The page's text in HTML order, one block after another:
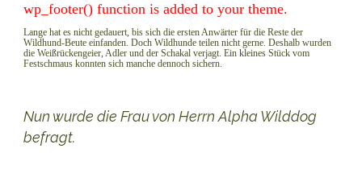
wp_footer() function is added to your theme.
Lange hat es nicht gedauert, bis sich die ersten Anwärter für die Reste der
Wildhund-Beute einfanden. Doch Wildhunde teilen nicht gerne. Deshalb wurden
die Weißrückengeier, Adler und der Schakal verjagt. Ein kleines Stück vom
Festschmaus konnten sich manche dennoch sichern.
Nun wurde die Frau von Herrn Alpha Wilddog
befragt.